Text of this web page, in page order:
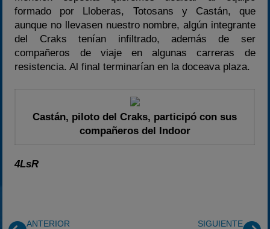
formado por Lloberas, Totosans y Castán, que
aunque no llevasen nuestro nombre, algún integrante
del Craks tenían infiltrado, además de ser
compañeros de viaje en algunas carreras de
resistencia. Al final terminarían en la doceava plaza.
Castán, piloto del Craks, participó con sus
compañeros del Indoor
4LsR
ANTERIOR SIGUIENTE